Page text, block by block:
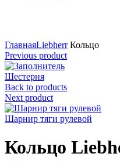
ГлавнаяLiebherrКольцо
Previous product
Шестерня
Back to products
Next product
Шарнир тяги рулевой
Кольцо